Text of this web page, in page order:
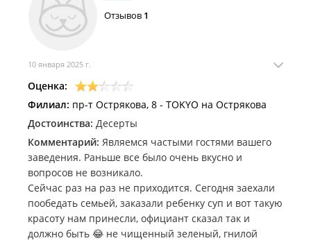
Отзывов 1
10 января 2025 г.
Оценка:
Филиал: пр-т Острякова, 8 - TOKYO на Острякова
Достоинства: Десерты
Комментарий: Являемся частыми гостями вашего
заведения. Раньше все было очень вкусно и
вопросов не возникало.
Сейчас раз на раз не приходится. Сегодня заехали
пообедать семьей, заказали ребенку суп и вот такую
красоту нам принесли, официант сказал так и
должно быть 😂 не чищенный зеленый, гнилой